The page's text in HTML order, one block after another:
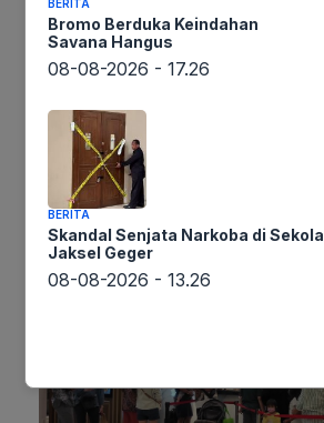
Penutupan ini terkonsentrasi di
Tenggara, khususnya Vietnam
yang sebelumnya menjadi ladang
ini diyakini sebagai respons
pasar dan tingginya persaingan
mulai menggerus profitabilitas di
tersebut.
BERITA
Bromo Berduka Keindahan
Savana Hangus
08-08-2026 - 17.26
BERITA
Skandal Senjata Narkoba di
Jaksel Geger
08-08-2026 - 13.26